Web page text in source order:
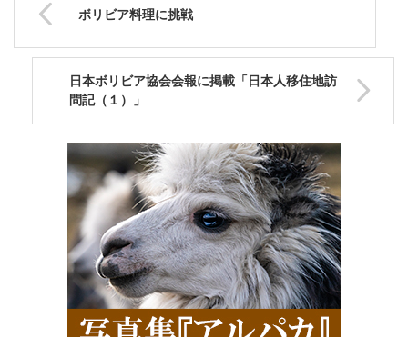
ボリビア料理に挑戦
日本ボリビア協会会報に掲載「日本人移住地訪
問記（１）」